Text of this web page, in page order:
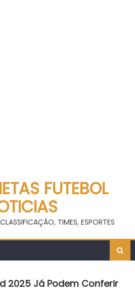
FUTEBOL
TIMES, ESPORTES
2025 Já Podem Conferir